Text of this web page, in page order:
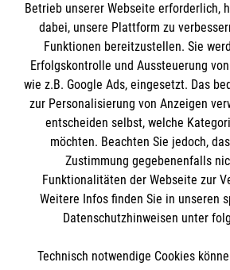
IBAN: DE10 3706 0120 1201 2000
BIC: GENODED 1PA7
Newsletter
Cookies verwalten|AGB|
Betrieb unserer Webseite erforderlich,
dabei, unsere Plattform zu
Funktionen bereitzustellen. Sie
Erfolgskontrolle und Aussteuerung
wie z.B. Google Ads, eingesetzt. Das
zur Personalisierung von Anzeigen
entscheiden selbst, welche
möchten. Beachten Sie jedoch,
Zustimmung gegebenenfalls
Funktionalitäten der Webseite zur
Weitere Infos finden Sie in unseren
Datenschutzhinweisen unter
Technisch notwendige Cookies